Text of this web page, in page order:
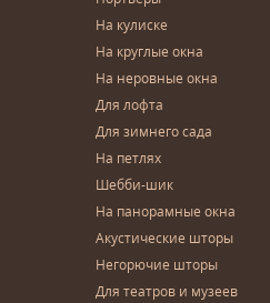
На кулиске
На круглые окна
На неровные окна
Для лофта
Для зимнего сада
На петлях
Шебби-шик
На панорамные окна
Акустические шторы
Негорючие шторы
Для театров и музеев